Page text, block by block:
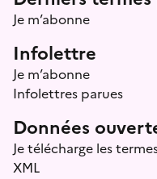
Je m’abonne
Infolettre
Je m’abonne
Infolettres parues
Données
Je télécharge les
XML